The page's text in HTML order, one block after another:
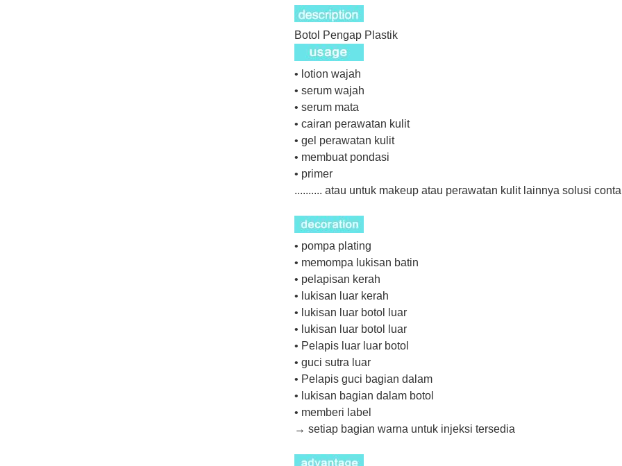
Botol Pengap Plastik
• lotion wajah
• serum wajah
• serum mata
• cairan perawatan kulit
• gel perawatan kulit
• membuat pondasi
• primer
.......... atau untuk makeup atau perawatan kulit lainnya solusi
• pompa plating
• memompa lukisan batin
• pelapisan kerah
• lukisan luar kerah
• lukisan luar botol luar
• lukisan luar botol luar
• Pelapis luar luar botol
• guci sutra luar
• Pelapis guci bagian dalam
• lukisan bagian dalam botol
• memberi label
→ setiap bagian warna untuk injeksi tersedia